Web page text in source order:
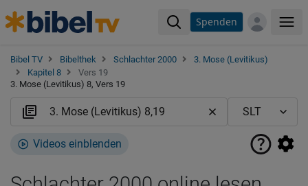
Spenden
Bibel TV Bibelthek Schlachter 2000
3. Mose (Levitikus)
Kapitel 8
Vers 19
3. Mose (Levitikus) 8, Vers 19
Videos einblenden